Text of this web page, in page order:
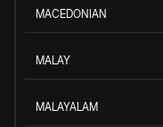
MACEDONIAN
MALAY
MALAYALAM